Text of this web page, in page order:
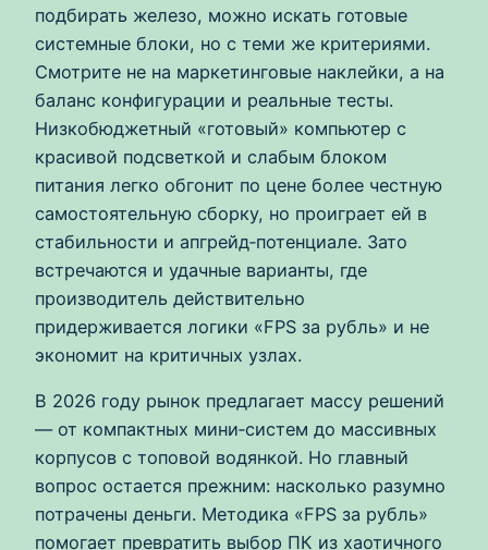
подбирать железо, можно искать готовые
системные блоки, но с теми же критериями.
Смотрите не на маркетинговые наклейки, а на
баланс конфигурации и реальные тесты.
Низкобюджетный «готовый» компьютер с
красивой подсветкой и слабым блоком
питания легко обгонит по цене более честную
самостоятельную сборку, но проиграет ей в
стабильности и апгрейд‑потенциале. Зато
встречаются и удачные варианты, где
производитель действительно
придерживается логики «FPS за рубль» и не
экономит на критичных узлах.
В 2026 году рынок предлагает массу решений
— от компактных мини‑систем до массивных
корпусов с топовой водянкой. Но главный
вопрос остается прежним: насколько разумно
потрачены деньги. Методика «FPS за рубль»
помогает превратить выбор ПК из хаотичного